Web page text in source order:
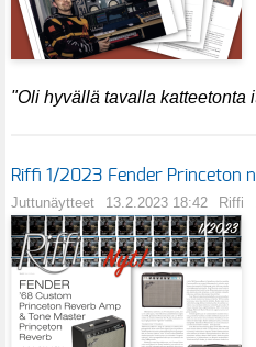
"Oli hyvällä tavalla katteetonta
Riffi 1/2023 Fender Princeton
Juttunäytteet 13.2.2023 18:42 Riffi